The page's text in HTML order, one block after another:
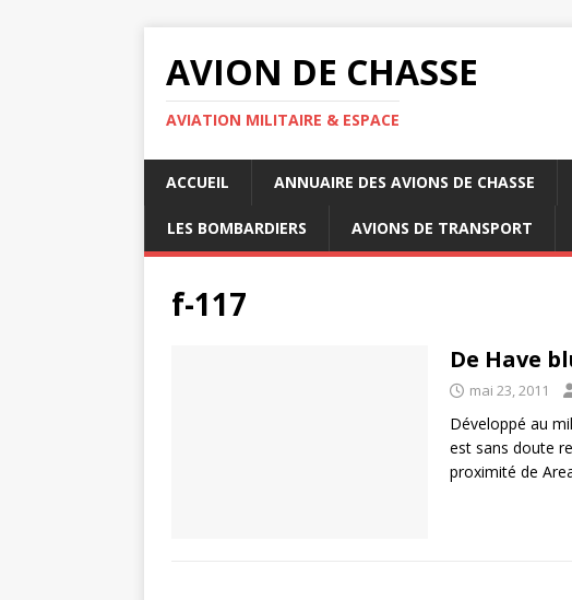
AVION DE CHASSE
AVIATION MILITAIRE & ESPACE
ACCUEIL ANNUAIRE DES AVIONS DE CHASSE
LES BOMBARDIERS AVIONS DE TRANSPORT
f-117
De Have
mai 23, 2011
Développé au
est sans doute
proximité de